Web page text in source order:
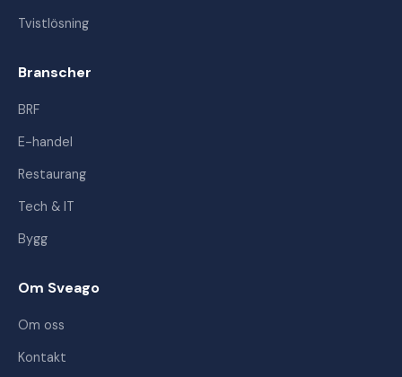
Tvistlösning
Branscher
BRF
E-handel
Restaurang
Tech & IT
Bygg
Om Sveago
Om oss
Kontakt